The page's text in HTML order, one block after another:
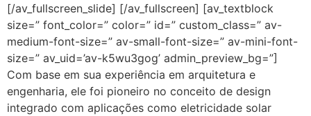
[/av_fullscreen_slide] [/av_fullscreen] [av_textblock
size=” font_color=” color=” id=” custom_class=” av-
medium-font-size=” av-small-font-size=” av-mini-font-
size=” av_uid=’av-k5wu3gog’ admin_preview_bg=”]
Com base em sua experiência em arquitetura e
engenharia, ele foi pioneiro no conceito de design
integrado com aplicações como eletricidade solar